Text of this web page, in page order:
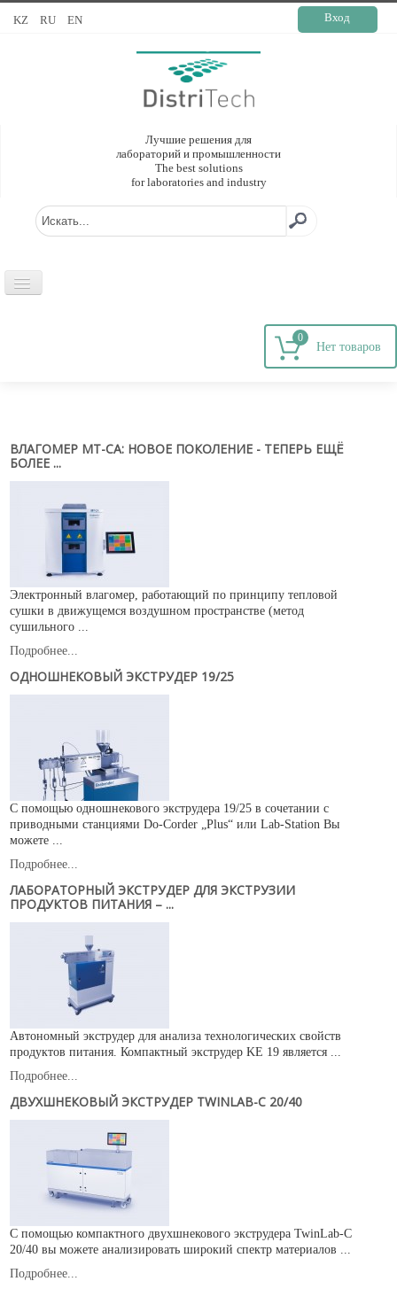
KZ RU EN Вход
Лучшие решения для
лабораторий и промышленности
The best solutions
for laboratories and industry
Compliance
Certificates
ОБОРУДОВАНИЕ
Лабораторное оборудование
Промышленное оборудование
РАСХОДНЫЕ МАТЕРИАЛЫ
СЕРВИС
КОНТАКТЫ
Ваше сообщение было успешно отправлено
0
ВЛАГОМЕР MT-CA: НОВОЕ ПОКОЛЕНИЕ - ТЕПЕРЬ ЕЩЁ
БОЛЕЕ ...
Электронный влагомер, работающий по принципу тепловой
сушки в движущемся воздушном пространстве (метод
сушильного ...
Подробнее...
ОДНОШНЕКОВЫЙ ЭКСТРУДЕР 19/25
С помощью одношнекового экструдера 19/25 в сочетании с
приводными станциями Do-Corder „Plus“ или Lab-Station Вы
можете ...
Подробнее...
ЛАБОРАТОРНЫЙ ЭКСТРУДЕР ДЛЯ ЭКСТРУЗИИ
ПРОДУКТОВ ПИТАНИЯ – ...
Автономный экструдер для анализа технологических свойств
продуктов питания. Компактный экструдер KE 19 является ...
Подробнее...
ДВУХШНЕКОВЫЙ ЭКСТРУДЕР TWINLAB-C 20/40
С помощью компактного двухшнекового экструдера TwinLab-C
20/40 вы можете анализировать широкий спектр материалов ...
Подробнее...